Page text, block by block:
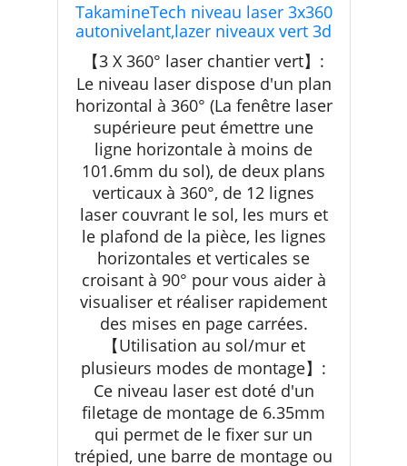
TakamineTech niveau laser 3x360
autonivelant,lazer niveaux vert 3d
12 lignes adapté pour le laser
chantier,accrochage d'image,avec
télécommande,batterie lithium
5200mAh,support rotatif
magnétique
【3 X 360° laser chantier vert】:
Le niveau laser dispose d'un plan
horizontal à 360° (La fenêtre laser
supérieure peut émettre une
ligne horizontale à moins de
101.6mm du sol), de deux plans
verticaux à 360°, de 12 lignes
laser couvrant le sol, les murs et
le plafond de la pièce, les lignes
horizontales et verticales se
croisant à 90° pour vous aider à
visualiser et réaliser rapidement
des mises en page carrées.
【Utilisation au sol/mur et
plusieurs modes de montage】:
Ce niveau laser est doté d'un
filetage de montage de 6.35mm
qui permet de le fixer sur un
trépied, une barre de montage ou